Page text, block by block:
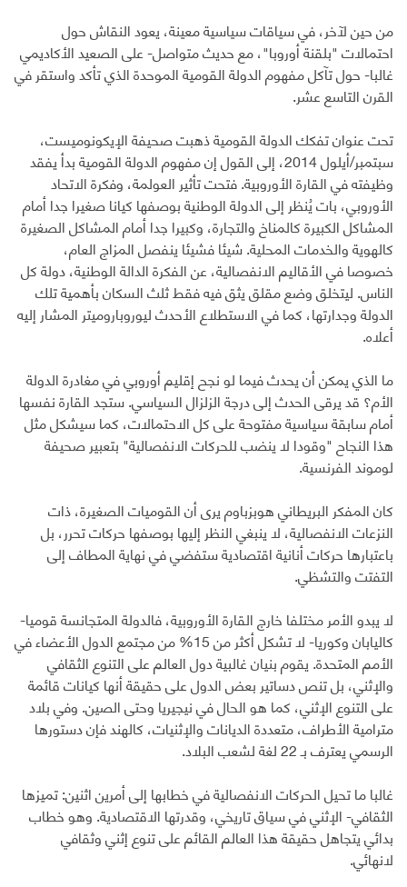
من حين لآخر، في سياقات سياسية معينة، يعود النقاش حول
احتمالات "بلقنة أوروبا"، مع حديث متواصل- على الصعيد الأكاديمي
غالبا- حول تآكل مفهوم الدولة القومية الموحدة الذي تأكد واستقر في
القرن التاسع عشر.
تحت عنوان تفكك الدولة القومية ذهبت صحيفة الإيكونوميست،
سبتمبر/أيلول 2014، إلى القول إن مفهوم الدولة القومية بدأ يفقد
وظيفته في القارة الأوروبية. فتحت تأثير العولمة، وفكرة الاتحاد
الأوروبي، بات يُنظر إلى الدولة الوطنية بوصفها كيانا صغيرا جدا أمام
المشاكل الكبيرة كالمناخ والتجارة، وكبيرا جدا أمام المشاكل الصغيرة
كالهوية والخدمات المحلية. شيئا فشيئا ينفصل المزاج العام،
خصوصا في الأقاليم الانفصالية، عن الفكرة الدالة الوطنية، دولة كل
الناس. ليتخلق وضع مقلق يثق فيه فقط ثلث السكان بأهمية تلك
الدولة وجدارتها، كما في الاستطلاع الأحدث ليوروباروميتر المشار إليه
أعلاه.
ما الذي يمكن أن يحدث فيما لو نجح إقليم أوروبي في مغادرة الدولة
الأم؟ قد يرقى الحدث إلى درجة الزلزال السياسي. ستجد القارة نفسها
أمام سابقة سياسية مفتوحة على كل الاحتمالات، كما سيشكل مثل
هذا النجاح "وقودا لا ينضب للحركات الانفصالية" بتعبير صحيفة
لوموند الفرنسية.
كان المفكر البريطاني هوبزباوم يرى أن القوميات الصغيرة، ذات
النزعات الانفصالية، لا ينبغي النظر إليها بوصفها حركات تحرر، بل
باعتبارها حركات أنانية اقتصادية ستفضي في نهاية المطاف إلى
التفتت والتشظي.
لا يبدو الأمر مختلفا خارج القارة الأوروبية، فالدولة المتجانسة قوميا-
كاليابان وكوريا- لا تشكل أكثر من 15% من مجتمع الدول الأعضاء في
الأمم المتحدة. يقوم بنيان غالبية دول العالم على التنوع الثقافي
والإثني، بل تنص دساتير بعض الدول على حقيقة أنها كيانات قائمة
على التنوع الإثني، كما هو الحال في نيجيريا وحتى الصين. وفي بلاد
مترامية الأطراف، متعددة الديانات والإثنيات، كالهند فإن دستورها
الرسمي يعترف بـ 22 لغة لشعب البلاد.
غالبا ما تحيل الحركات الانفصالية في خطابها إلى أمرين اثنين: تميزها
الثقافي- الإثني في سياق تاريخي، وقدرتها الاقتصادية. وهو خطاب
بدائي يتجاهل حقيقة هذا العالم القائم على تنوع إثني وثقافي
لانهائي.